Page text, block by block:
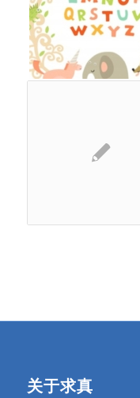
关于求真